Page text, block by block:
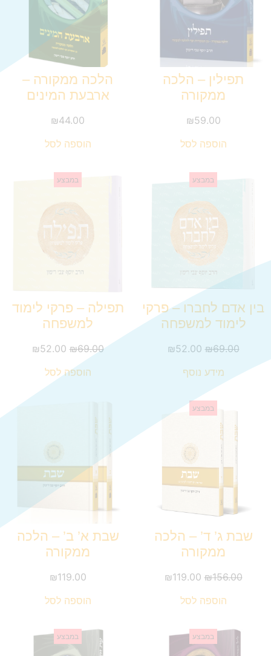
תפילין – הלכה
ממקורה
₪59.00
הוספה לסל
הלכה ממקורה –
ארבעת המינים
₪44.00
הוספה לסל
במבצע
בין אדם לחברו – פרקי
לימוד למשפחה
₪69.00
₪52.00
מידע נוסף
במבצע
תפילה – פרקי לימוד
למשפחה
₪69.00
₪52.00
הוספה לסל
במבצע
שבת ג’ ד’ – הלכה
ממקורה
₪156.00
₪119.00
הוספה לסל
שבת א’ ב’ – הלכה
ממקורה
₪119.00
הוספה לסל
במבצע במבצע